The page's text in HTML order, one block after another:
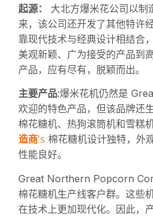
起源：
大北方爆米花公司以制
来，该公司还开发了其他特许
靠现代技术与经典设计相结合
美观新颖、广为接受的产品到
产品，应有尽有，脱颖而出。
主要产品:爆米花机仍然是
欢迎的特色产品，但该品牌还
棉花糖机、热狗滚筒机和雪糕
造商's 棉花糖机设计独特，外
性能良好。
Great Northern Popcorn
棉花糖机生产线客户群。这些
在技术上更加现代化。因此，